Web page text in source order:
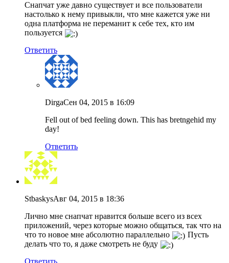
Снапчат уже давно существует и все пользователи
настолько к нему привыкли, что мне кажется уже ни
одна платформа не переманит к себе тех, кто им
пользуется
Ответить
DirgaСен 04, 2015 в 16:09
Fell out of bed feeling down. This has bretngehid my
day!
Ответить
StbaskysАвг 04, 2015 в 18:36
Лично мне снапчат нравится больше всего из всех
приложений, через которые можно общаться, так что на
что то новое мне абсолютно параллельно
Пусть
делать что то, я даже смотреть не буду
Ответить